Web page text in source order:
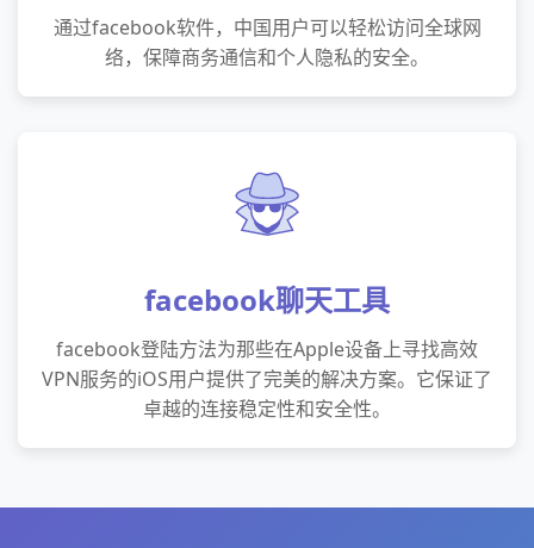
通过facebook软件，中国用户可以轻松访问全球网
络，保障商务通信和个人隐私的安全。
facebook聊天工具
facebook登陆方法为那些在Apple设备上寻找高效
VPN服务的iOS用户提供了完美的解决方案。它保证了
卓越的连接稳定性和安全性。